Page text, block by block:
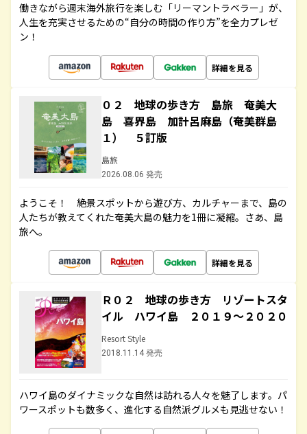
働きながら週末海外旅行を楽しむ「リーマントラベラー」が、
人生を充実させるための“自分の時間の作り方”を全力プレゼ
ン！
詳細を見る
０２ 地球の歩き方 島旅 奄美大
島 喜界島 加計呂麻島（奄美群島
１） ５訂版
島旅
2026.08.06 発売
ようこそ！ 絶景スポットから遊び方、カルチャーまで、島の
人たちが教えてくれた奄美大島の魅力を1冊に凝縮。さあ、島
旅へ。
詳細を見る
Ｒ０２ 地球の歩き方 リゾートスタ
イル ハワイ島 ２０１９～２０２０
Resort Style
2018.11.14 発売
ハワイ島のダイナミックな自然は訪れる人々を魅了します。パ
ワースポットも数多く、進化する自然派グルメも見逃せない！